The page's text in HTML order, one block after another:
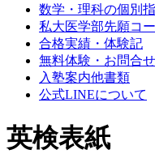
数学・理科の個別
私大医学部先願コ
合格実績・体験記
無料体験・お問合
入塾案内他書類
公式LINEについて
英検表紙